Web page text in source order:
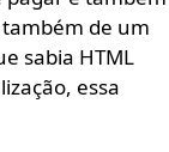
de um
sabia HTML
essa